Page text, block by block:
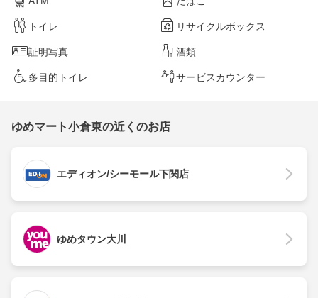
トイレ リサイクルボックス
証明写真 酒類
多目的トイレ サービスカウンター
ゆめマート小倉東の近くのお店
エディオン/シーモール下関店
ゆめタウン大川